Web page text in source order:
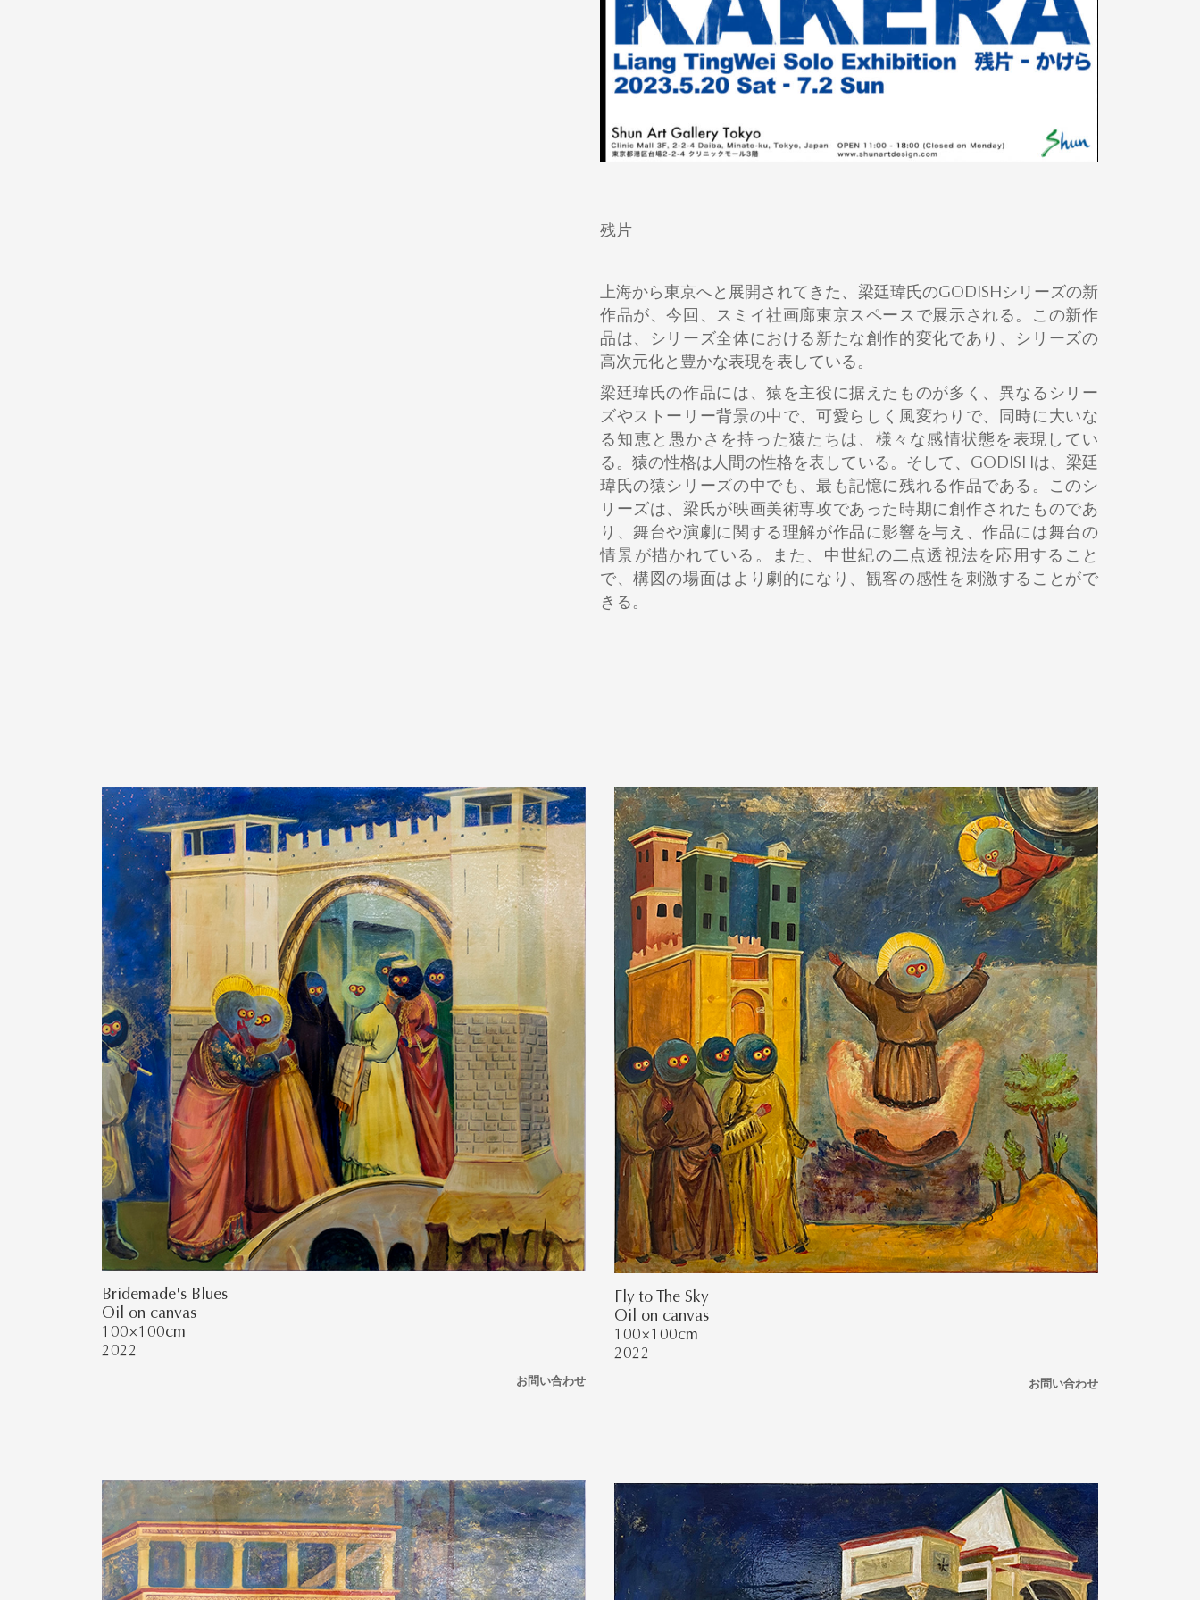
残片
上海から東京へと展開されてきた、梁廷瑋氏のGODISHシリーズの新
作品が、今回、スミイ社画廊東京スペースで展示される。この新作
品は、シリーズ全体における新たな創作的変化であり、シリーズの
高次元化と豊かな表現を表している。
梁廷瑋氏の作品には、猿を主役に据えたものが多く、異なるシリー
ズやストーリー背景の中で、可愛らしく風変わりで、同時に大いな
る知恵と愚かさを持った猿たちは、様々な感情状態を表現してい
る。猿の性格は人間の性格を表している。そして、GODISHは、梁廷
瑋氏の猿シリーズの中でも、最も記憶に残れる作品である。このシ
リーズは、梁氏が映画美術専攻であった時期に創作されたものであ
り、舞台や演劇に関する理解が作品に影響を与え、作品には舞台の
情景が描かれている。また、中世紀の二点透視法を応用すること
で、構図の場面はより劇的になり、観客の感性を刺激することがで
きる。
Bridemade's Blues
Oil on canvas
100×100cm
2022
お問い合わせ
Fly to The Sky
Oil on canvas
100×100cm
2022
お問い合わせ